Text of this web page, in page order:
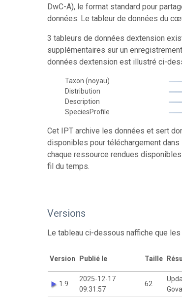
DwC-A), le format standard pour
données. Le tableur de données du
3 tableurs de données dextension
supplémentaires sur un
données dextension est illustré ci-
Taxon (noyau)
Distribution
Description
SpeciesProfile
Cet IPT archive les données et sert
disponibles pour téléchargement
chaque ressource rendues
fil du temps.
Versions
Le tableau ci-dessous naffiche que
Version Publié le Taille
1.9
2025-12-17
09:31:57
62